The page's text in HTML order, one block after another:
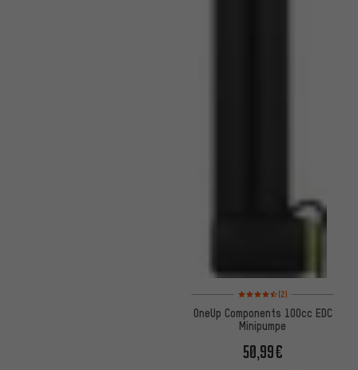
Bewertungen: 4,5 von 5
(2)
OneUp Components 100cc EDC
Minipumpe
50,99€